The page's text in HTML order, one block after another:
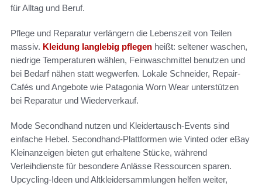
für Alltag und Beruf.
Pflege und Reparatur verlängern die Lebenszeit von Teilen
massiv. Kleidung langlebig pflegen heißt: seltener waschen,
niedrige Temperaturen wählen, Feinwaschmittel benutzen und
bei Bedarf nähen statt wegwerfen. Lokale Schneider, Repair-
Cafés und Angebote wie Patagonia Worn Wear unterstützen
bei Reparatur und Wiederverkauf.
Mode Secondhand nutzen und Kleidertausch-Events sind
einfache Hebel. Secondhand-Plattformen wie Vinted oder eBay
Kleinanzeigen bieten gut erhaltene Stücke, während
Verleihdienste für besondere Anlässe Ressourcen sparen.
Upcycling-Ideen und Altkleidersammlungen helfen weiter,